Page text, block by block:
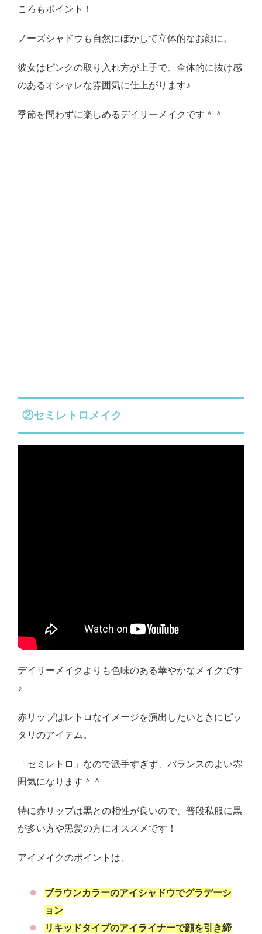
ころもポイント！
ノーズシャドウも自然にぼかして立体的なお顔に。
彼女はピンクの取り入れ方が上手で、全体的に抜け感
のあるオシャレな雰囲気に仕上がります♪
季節を問わずに楽しめるデイリーメイクです＾＾
②セミレトロメイク
デイリーメイクよりも色味のある華やかなメイクです
♪
赤リップはレトロなイメージを演出したいときにピッ
タリのアイテム。
「セミレトロ」なので派手すぎず、バランスのよい雰
囲気になります＾＾
特に赤リップは黒との相性が良いので、普段私服に黒
が多い方や黒髪の方にオススメです！
アイメイクのポイントは、
ブラウンカラーのアイシャドウでグラデーシ
ョン
リキッドタイプのアイライナーで顔を引き締